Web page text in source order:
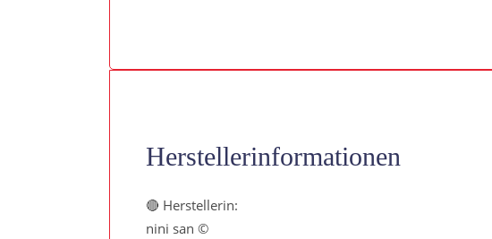
Herstellerinformationen
🔴 Herstellerin:
nini san ©